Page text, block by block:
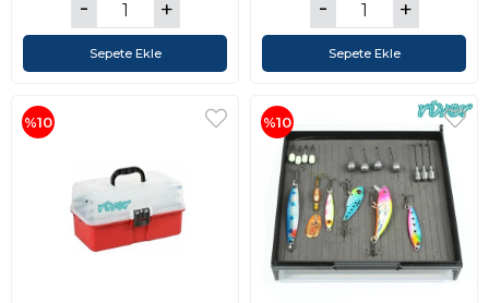
Sepete Ekle Sepete Ekle
%10 %10